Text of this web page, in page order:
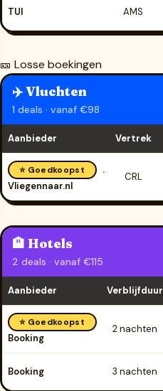
TUI AMS
🎫 Losse boekingen
✈️ Vluchten
1 deals · vanaf €98
Aanbieder Vertrek
⭐ Goedkoopst
Vliegennaar.nl
CRL
🏨 Hotels
2 deals · vanaf €115
Aanbieder Verblijfduur
⭐ Goedkoopst
Booking
2 nachten
Booking 3 nachten